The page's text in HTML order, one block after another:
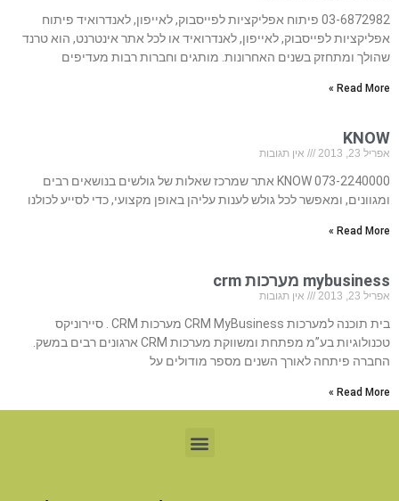
03-6872982 פיתוח אפליקציות לפייסבוק, לאייפון, לאנדרואיד פיתוח
אפליקציות לפייסבוק, לאייפון, לאנדרואיד או לכל אתר אינטרנט, הוא טרנד
שהולך ומתחזק בשנים האחרונות. מותגים וחברות רבות מעדיפים
Read More »
KNOW
אפריל 23, 2013 אין תגובות
073-2240000 KNOW אתר שמרכז שאלות של גולשים בנושאים רבים
ומגוונים, ומאפשר לכל גולש לענות עליהן באופן מקצועי, כדי לסייע לכולנו
Read More »
mybusiness מערכות crm
אפריל 23, 2013 אין תגובות
בית תוכנה למערכות CRM MyBusiness מערכות CRM . סיירוניקס
טכנולוגיות בע”מ מפתחת ומשווקת מערכות CRM ארגונים רבים במשק.
החברה פיתחה לאורך השנים מספר מודולים על
Read More »